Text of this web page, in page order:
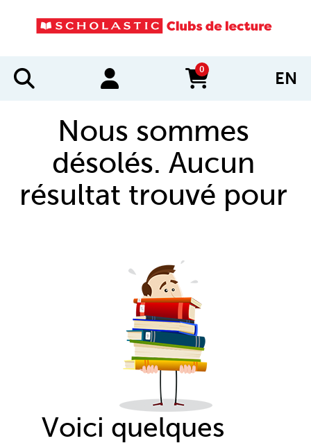
0
items in cart EN
Nous sommes
désolés. Aucun
résultat trouvé pour
Voici quelques